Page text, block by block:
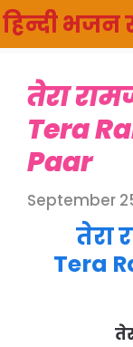
Skip
to
content
हिन्दी भजन
तेरा
Tera
Paar
September
तेरा
Tera